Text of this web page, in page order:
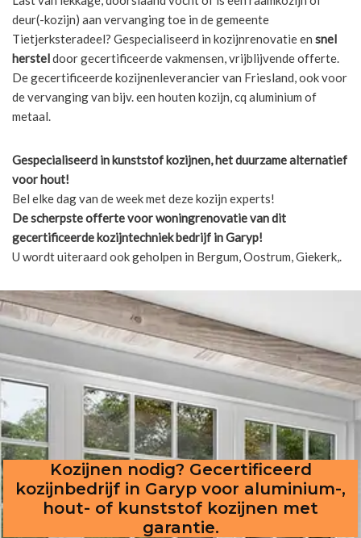
deur(-kozijn) aan vervanging toe in de gemeente
Tietjerksteradeel? Gespecialiseerd in kozijnrenovatie en snel
hersteldoor gecertificeerde vakmensen, vrijblijvende offerte.
De gecertificeerde kozijnenleverancier van Friesland, ook voor
de vervanging van bijv. een houten kozijn, cq aluminium of
metaal.
Gespecialiseerd in kunststof kozijnen, het duurzame alternatief
voor hout!
Bel elke dag van de week met deze kozijn experts!
De scherpsteofferte voor woningrenovatie van dit
gecertificeerde kozijntechniek bedrijf in Garyp!
U wordt uiteraard ook geholpen in Bergum, Oostrum, Giekerk,.
Kozijnen nodig? Gecertificeerd
kozijnbedrijf in Garyp voor aluminium-,
hout- of kunststof kozijnen met
garantie.